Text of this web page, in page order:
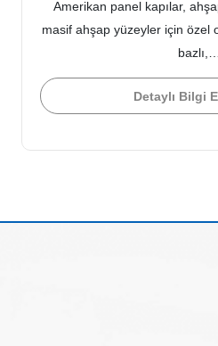
Amerikan panel kapılar,
masif ahşap yüzeyler için özel
bazlı,…
Detaylı Bilgi